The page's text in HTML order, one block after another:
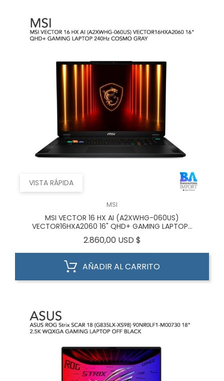
VISTA RÁPIDA
MSI
MSI VECTOR 16 HX AI (A2XWHG-060US)
VECTOR16HXA2060 16" QHD+ GAMING LAPTOP...
2.860,00 USD $
AÑADIR AL CARRITO